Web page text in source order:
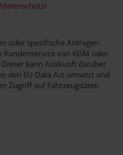
oder spezifische Anfragen
von KGM oder
kann Auskunft darüber
den EU Data Act umsetzt und
Zugriff auf Fahrzeugdaten